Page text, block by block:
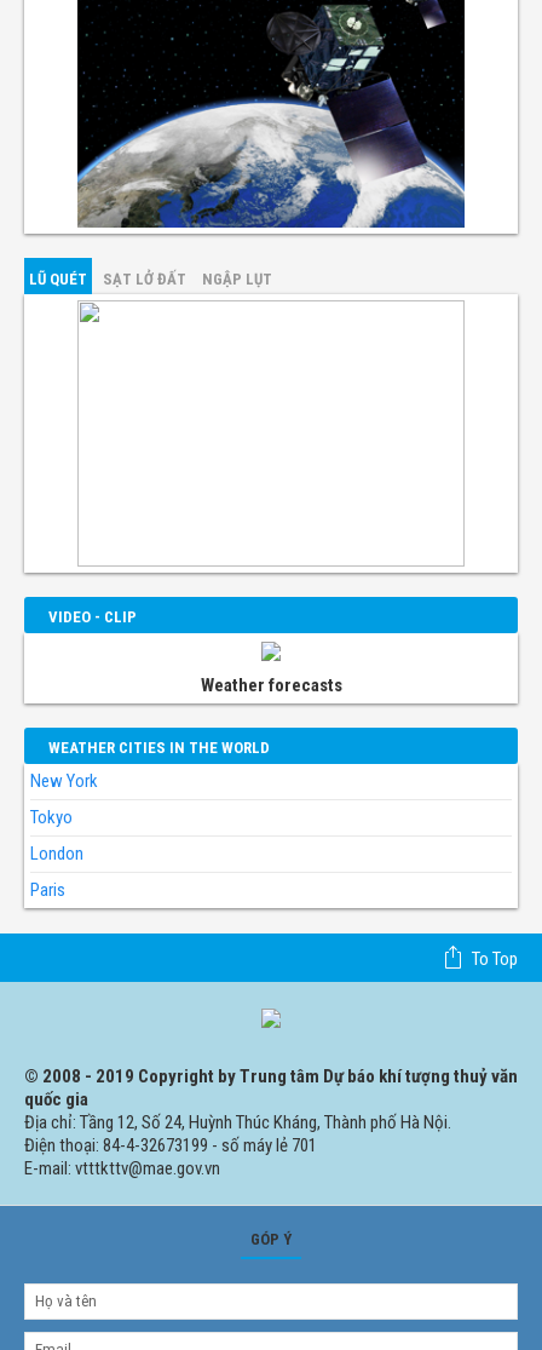
LŨ QUÉT SẠT LỞ ĐẤT NGẬP LỤT
VIDEO - CLIP
Weather forecasts
WEATHER CITIES IN THE WORLD
New York
Tokyo
London
Paris
To Top
© 2008 - 2019 Copyright by Trung tâm Dự báo khí tượng thuỷ văn
quốc gia
Địa chỉ: Tầng 12, Số 24, Huỳnh Thúc Kháng, Thành phố Hà Nội.
Điện thoại: 84-4-32673199 - số máy lẻ 701
E-mail: vtttkttv@mae.gov.vn
GÓP Ý